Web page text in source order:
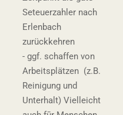
Seteuerzahler nach
Erlenbach
zurückkehren
- ggf. schaffen von
Arbeitsplätzen (z.B.
Reinigung und
Unterhalt) Vielleicht